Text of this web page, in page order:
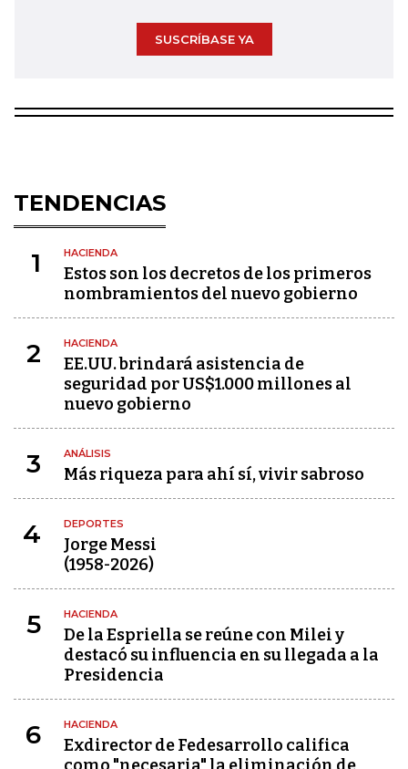
SUSCRÍBASE YA
TENDENCIAS
1 HACIENDA
Estos son los decretos de los primeros
nombramientos del nuevo gobierno
2 HACIENDA
EE.UU. brindará asistencia de
seguridad por US$1.000 millones al
nuevo gobierno
3 ANÁLISIS
Más riqueza para ahí sí, vivir sabroso
4 DEPORTES
Jorge Messi
(1958-2026)
5 HACIENDA
De la Espriella se reúne con Milei y
destacó su influencia en su llegada a la
Presidencia
6 HACIENDA
Exdirector de Fedesarrollo califica